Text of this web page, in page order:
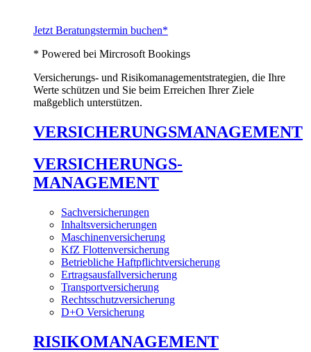
Jetzt Beratungstermin buchen*
* Powered bei Mircrosoft Bookings
Versicherungs- und Risikomanagementstrategien, die Ihre
Werte schützen und Sie beim Erreichen Ihrer Ziele
maßgeblich unterstützen.
VERSICHERUNGSMANAGEMENT
VERSICHERUNGS-
MANAGEMENT
Sachversicherungen
Inhaltsversicherungen
Maschinenversicherung
KfZ Flottenversicherung
Betriebliche Haftpflichtversicherung
Ertragsausfallversicherung
Transportversicherung
Rechtsschutzversicherung
D+O Versicherung
RISIKOMANAGEMENT